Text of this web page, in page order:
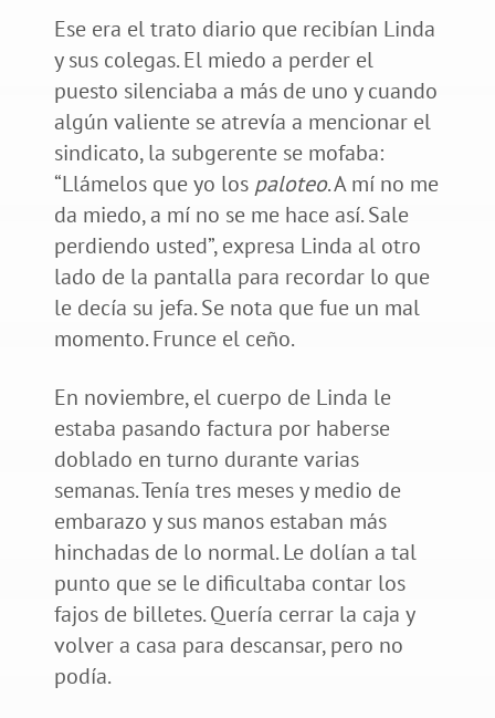
Ese era el trato diario que recibían Linda
y sus colegas. El miedo a perder el
puesto silenciaba a más de uno y cuando
algún valiente se atrevía a mencionar el
sindicato, la subgerente se mofaba:
“Llámelos que yo los paloteo. A mí no me
da miedo, a mí no se me hace así. Sale
perdiendo usted”, expresa Linda al otro
lado de la pantalla para recordar lo que
le decía su jefa. Se nota que fue un mal
momento. Frunce el ceño.
En noviembre, el cuerpo de Linda le
estaba pasando factura por haberse
doblado en turno durante varias
semanas. Tenía tres meses y medio de
embarazo y sus manos estaban más
hinchadas de lo normal. Le dolían a tal
punto que se le dificultaba contar los
fajos de billetes. Quería cerrar la caja y
volver a casa para descansar, pero no
podía.